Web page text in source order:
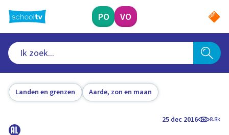
naar
hoofdinhoud
PO VO
Landen en grenzen Aarde, zon en maan
25 dec 2016 8.8k